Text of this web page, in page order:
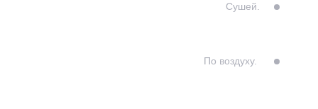
Сушей.
По воздуху.